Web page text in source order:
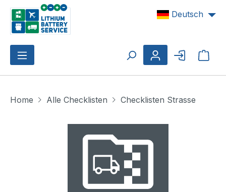
Zum Hauptinhalt springen Deutsch
Home Alle Checklisten
Checklisten Strasse